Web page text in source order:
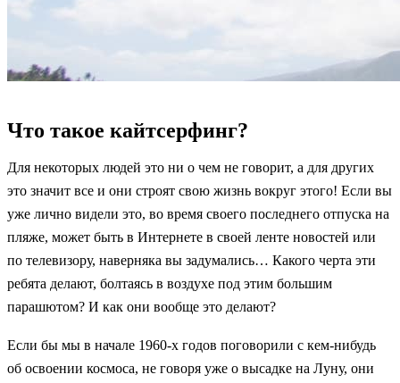
Что такое кайтсерфинг?
Для некоторых людей это ни о чем не говорит, а для других
это значит все и они строят свою жизнь вокруг этого! Если вы
уже лично видели это, во время своего последнего отпуска на
пляже, может быть в Интернете в своей ленте новостей или
по телевизору, наверняка вы задумались… Какого черта эти
ребята делают, болтаясь в воздухе под этим большим
парашютом? И как они вообще это делают?
Если бы мы в начале 1960-х годов поговорили с кем-нибудь
об освоении космоса, не говоря уже о высадке на Луну, они